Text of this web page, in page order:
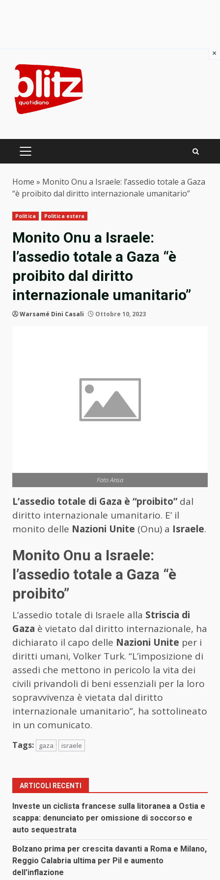
content
PRIMARY
Home » Monito Onu a Israele: l’assedio totale a Gaza
“è proibito dal diritto internazionale umanitario”
Politica Politica estera
Monito Onu a Israele:
l’assedio totale a Gaza “è
proibito dal diritto
internazionale umanitario”
Warsamé Dini Casali Ottobre 10, 2023
Foto Ansa
L’assedio totale di Gaza è “proibito”dal
diritto internazionale umanitario. E’ il
monito delle Nazioni Unite (Onu) a Israele.
Monito Onu a Israele:
l’assedio totale a Gaza “è
proibito”
L’assedio totale di Israele alla Striscia di
Gaza è vietato dal diritto internazionale, ha
dichiarato il capo delle Nazioni Unite per i
diritti umani, Volker Turk. “L’imposizione di
assedi che mettono in pericolo la vita dei
civili privandoli di beni essenziali per la loro
sopravvivenza è vietata dal diritto
internazionale umanitario”, ha sottolineato
in un comunicato.
Tags: gaza israele
ARTICOLI RECENTI
Investe un ciclista francese sulla litoranea a Ostia e
scappa: denunciato per omissione di soccorso e
auto sequestrata
Bolzano prima per crescita davanti a Roma e Milano,
Reggio Calabria ultima per Pil e aumento
dell’inflazione
×